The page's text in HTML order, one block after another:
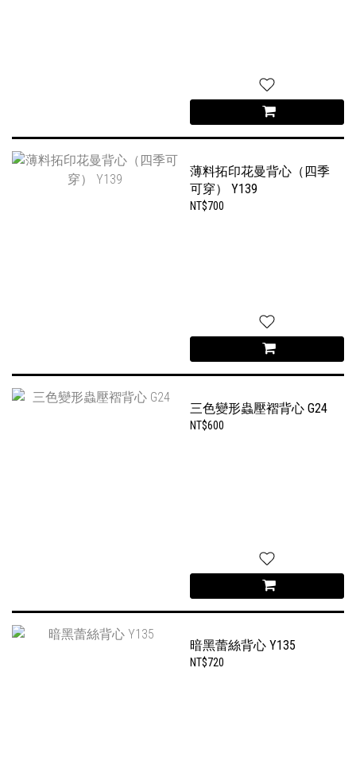
薄料拓印花曼背心（四季
可穿） Y139
NT$700
三色變形蟲壓褶背心 G24
NT$600
暗黑蕾絲背心 Y135
NT$720